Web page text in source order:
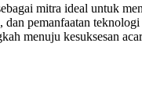
mitra ideal untuk
pemanfaatan
menuju kesuksesan